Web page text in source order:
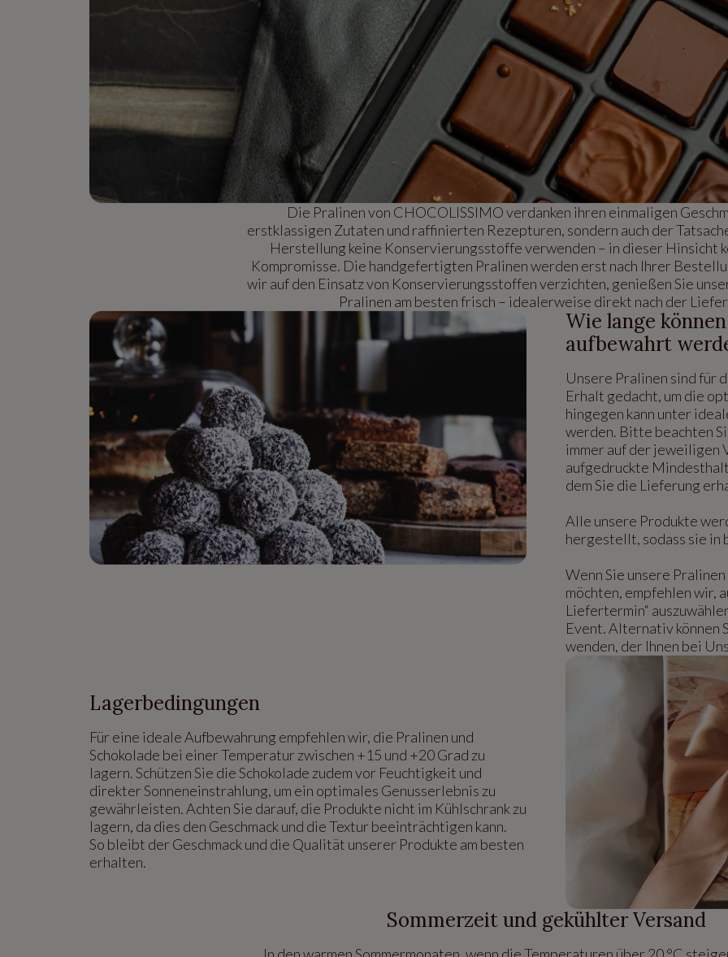
Die Pralinen von CHOCOLISSIMO verdanken ihren einmaligen
erstklassigen Zutaten und raffinierten Rezepturen, sondern auch der
Herstellung keine Konservierungsstoffe verwenden – in dieser Hinsicht
Kompromisse. Die handgefertigten Pralinen werden erst nach Ihrer
wir auf den Einsatz von Konservierungsstoffen verzichten, genießen Sie
Pralinen am besten frisch – idealerweise direkt nach der
Wie lange
aufbewahrt
Unsere Pralinen sind für
Erhalt gedacht, um die
hingegen kann unter
werden. Bitte beachten
immer auf der jeweiligen
aufgedruckte
dem Sie die Lieferung
Alle unsere Produkte
hergestellt, sodass sie in
Wenn Sie unsere
möchten, empfehlen wir,
Liefertermin“
Event. Alternativ können
wenden, der Ihnen bei
Lagerbedingungen
Für eine ideale Aufbewahrung empfehlen wir, die Pralinen und
Schokolade bei einer Temperatur zwischen +15 und +20 Grad zu
lagern. Schützen Sie die Schokolade zudem vor Feuchtigkeit und
direkter Sonneneinstrahlung, um ein optimales Genusserlebnis zu
gewährleisten. Achten Sie darauf, die Produkte nicht im Kühlschrank zu
lagern, da dies den Geschmack und die Textur beeinträchtigen kann.
So bleibt der Geschmack und die Qualität unserer Produkte am besten
erhalten.
Sommerzeit und gekühlter Versand